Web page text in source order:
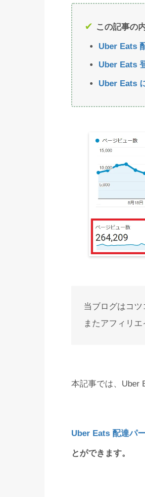
この記事の
Uber Eats
Uber Eats
Uber Eats
当ブログはコツ
またアフィリ
本記事では、Uber
Uber Eats 配達パ
とができます。